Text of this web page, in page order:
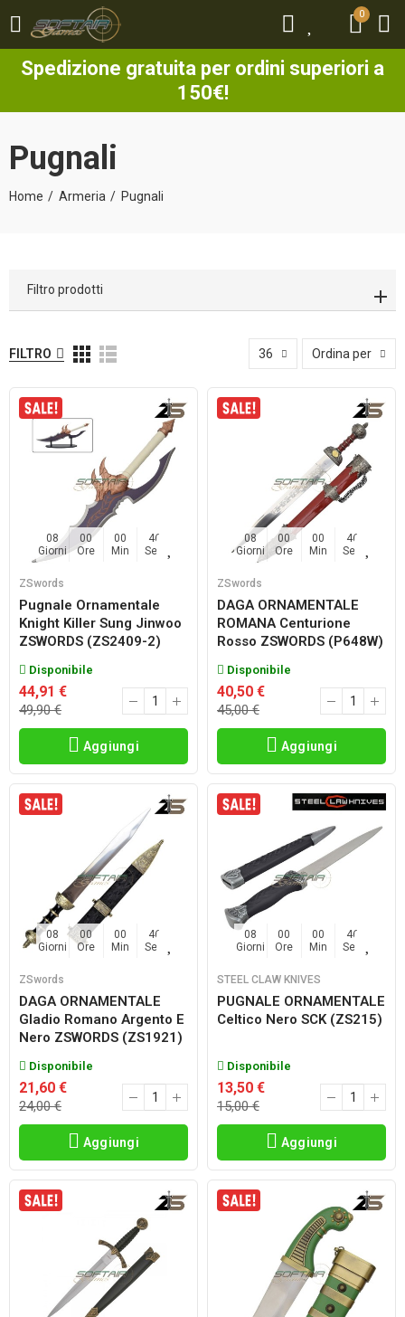
0
Spedizione gratuita per ordini superiori a
150€!
0
Pugnali
Home Armeria Pugnali
Filtro prodotti
FILTRO 36 Ordina per
08
Giorni
00
Ore
00
Min
45
Sec
ZSwords
Pugnale Ornamentale
Knight Killer Sung Jinwoo
ZSWORDS (ZS2409-2)
Disponibile
44,91 €
49,90 €
Aggiungi
08
Giorni
00
Ore
00
Min
45
Sec
ZSwords
DAGA ORNAMENTALE
ROMANA Centurione
Rosso ZSWORDS (P648W)
Disponibile
40,50 €
45,00 €
Aggiungi
08
Giorni
00
Ore
00
Min
45
Sec
ZSwords
DAGA ORNAMENTALE
Gladio Romano Argento E
Nero ZSWORDS (ZS1921)
Disponibile
21,60 €
24,00 €
Aggiungi
08
Giorni
00
Ore
00
Min
45
Sec
STEEL CLAW KNIVES
PUGNALE ORNAMENTALE
Celtico Nero SCK (ZS215)
Disponibile
13,50 €
15,00 €
Aggiungi